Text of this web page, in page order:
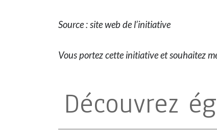
Source : site web de l’initiative
Vous portez cette initiative et souhaitez
Découvrez